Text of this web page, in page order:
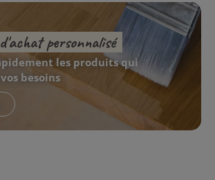
personnalisé
les produits qui
besoins